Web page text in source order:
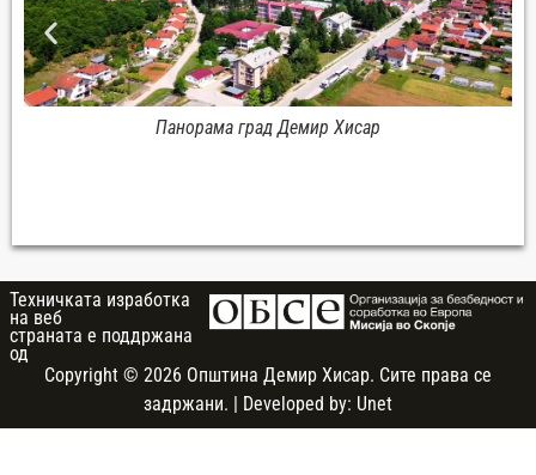
Панорама град Демир Хисар
Техничката изработка
на веб
страната e поддржана
од
Copyright © 2026 Општина Демир Хисар. Сите права се
задржани. | Developed by: Unet